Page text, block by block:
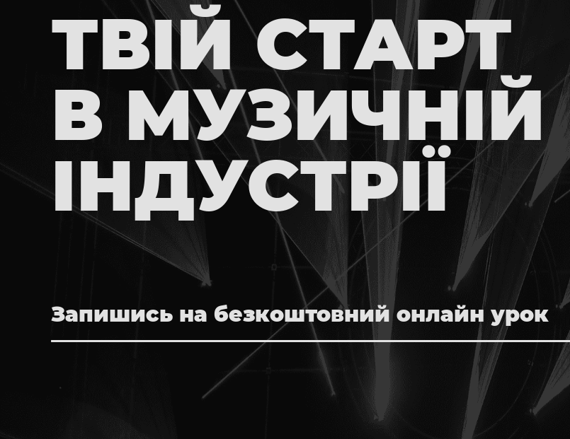
ТВІЙ СТАРТ
В МУЗИЧНІЙ
ІНДУСТРІЇ
Запишись на безкоштовний онлайн урок